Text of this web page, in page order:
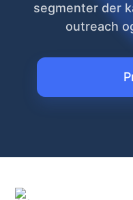
segmenter der
outreach